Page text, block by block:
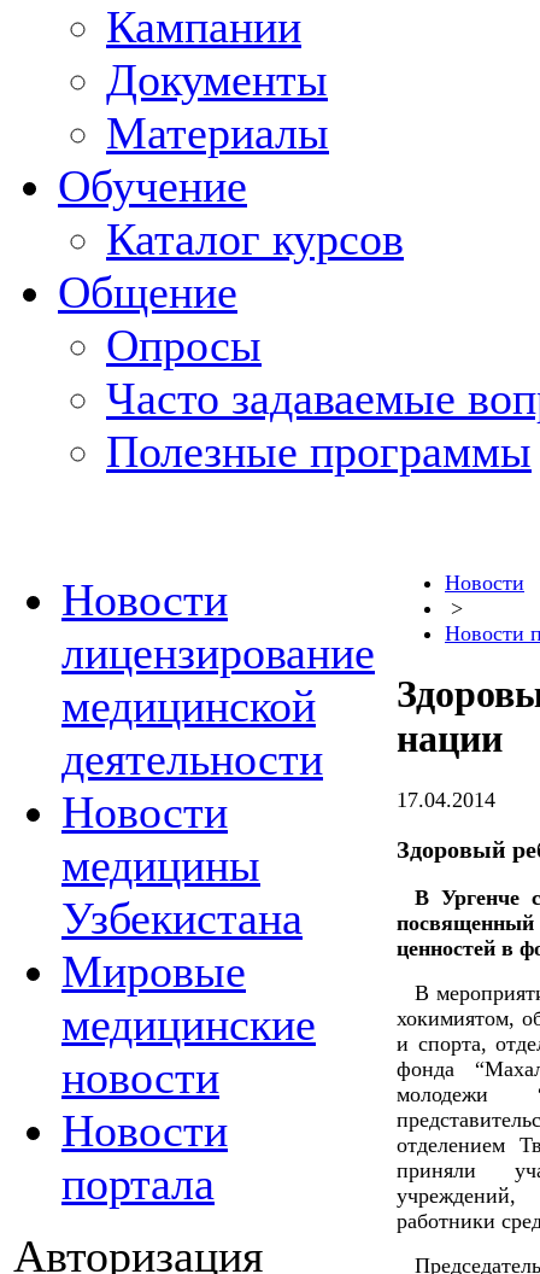
Кампании
Документы
Материалы
Обучение
Каталог курсов
Общение
Опросы
Часто задаваемые
Полезные программы
Новости
лицензирование
медицинской
деятельности
Новости
медицины
Узбекистана
Мировые
медицинские
новости
Новости
портала
Авторизация
Новости
>
Новости
нации
17.04.2014
Здоровый
В Ургенче
ценностей в
В
хокимиятом,
и спорта,
фонда
молодежи
отделением
приняли
работники